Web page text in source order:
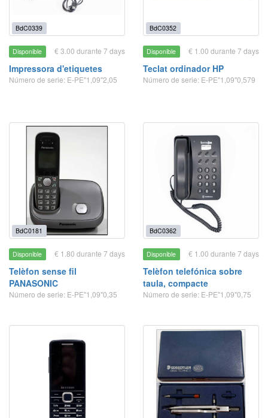
BdC0339
Disponible € 3.00 durante 7 days
Impressora d'etiquetes
Número de serie: E-PE"1,09"2,05
BdC0352
Disponible € 1.00 durante 7 days
Teclat ordinador HP
Número de serie: E-PE"1,09"0,579
BdC0181
Disponible € 1.80 durante 7 days
Telèfon sense fil
PANASONIC
Número de serie: E-PE"1,09"0,35
BdC0362
Disponible € 1.00 durante 7 days
Telèfon telefónica sobre
taula, compacte
Número de serie: E-PE"1,09"0,75